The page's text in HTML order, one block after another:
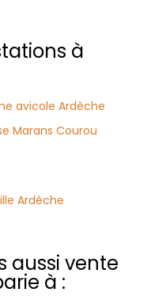
à
avicole Ardèche
Marans Courou
Ardèche
aussi vente
à :